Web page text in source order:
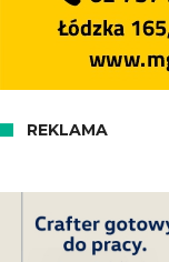
REKLAMA